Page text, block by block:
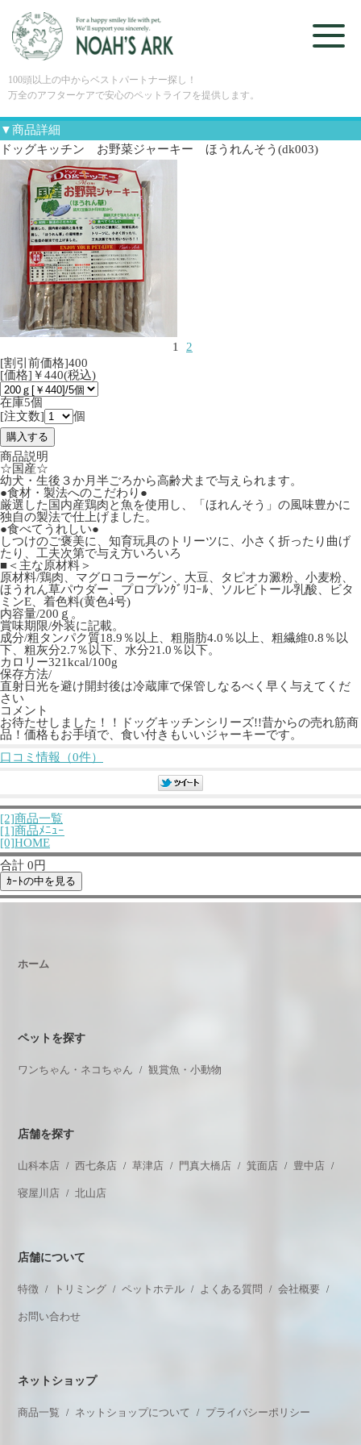
100頭以上の中からベストパートナー探し！
万全のアフターケアで安心のペットライフを提供します。
▼商品詳細
ドッグキッチン お野菜ジャーキー ほうれんそう(dk003)
1
2
[割引前価格]400
[価格]￥440(税込)
在庫5個
[注文数]
個
商品説明
☆国産☆
幼犬・生後３か月半ごろから高齢犬まで与えられます。
●食材・製法へのこだわり●
厳選した国内産鶏肉と魚を使用し、「ほれんそう」の風味豊かに
独自の製法で仕上げました。
●食べてうれしい●
しつけのご褒美に、知育玩具のトリーツに、小さく折ったり曲げ
たり、工夫次第で与え方いろいろ
■＜主な原材料＞
原材料/鶏肉、マグロコラーゲン、大豆、タピオカ澱粉、小麦粉、
ほうれん草パウダー、プロプﾚﾝｸﾞﾘｺｰﾙ、ソルビトール乳酸、ビタ
ミンE、着色料(黄色4号)
内容量/200ｇ。
賞味期限/外装に記載。
成分/粗タンパク質18.9％以上、粗脂肪4.0％以上、粗繊維0.8％以
下、粗灰分2.7％以下、水分21.0％以下。
カロリー321kcal/100g
保存方法/
直射日光を避け開封後は冷蔵庫で保管しなるべく早く与えてくだ
さい
コメント
お待たせしました！！ドッグキッチンシリーズ!!昔からの売れ筋商
品！価格もお手頃で、食い付きもいいジャーキーです。
口コミ情報（0件）
[2]商品一覧
[1]商品ﾒﾆｭｰ
[0]HOME
合計 0円
ホーム
ペットを探す
ワンちゃん・ネコちゃん 観賞魚・小動物
店舗を探す
山科本店 西七条店 草津店 門真大橋店 箕面店 豊中店
寝屋川店 北山店
店舗について
特徴 トリミング ペットホテル よくある質問 会社概要
お問い合わせ
ネットショップ
商品一覧 ネットショップについて プライバシーポリシー